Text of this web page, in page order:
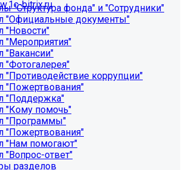
bitrix.ru.
обновление через «Систему
раздел "Сведения об
отдыха детей и их
"Структура фонда" и "Сотрудники"
"Официальные документы"
"Новости"
"Мероприятия"
"Вакансии"
"Фотогалерея"
"Противодействие коррупции"
"Пожертвования"
"Поддержка"
"Кому помочь"
"Программы"
"Пожертвования"
"Нам помогают"
"Вопрос-ответ"
разделов